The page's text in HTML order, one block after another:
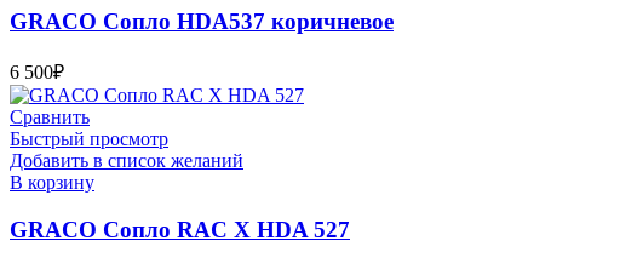
GRACO Сопло HDA537 коричневое
6 500₽
Сравнить
Быстрый просмотр
Добавить в список желаний
В корзину
GRACO Сопло RAC X HDA 527